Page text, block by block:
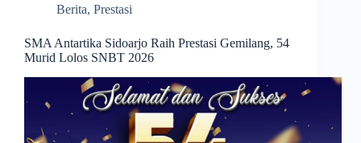
Berita, Prestasi
SMA Antartika Sidoarjo Raih Prestasi Gemilang, 54
Murid Lolos SNBT 2026